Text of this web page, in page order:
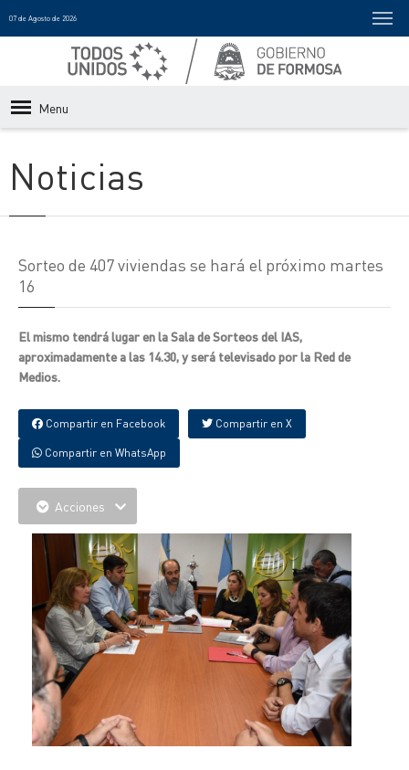
07 de Agosto de 2026
Menu
Noticias
Sorteo de 407 viviendas se hará el próximo martes
16
El mismo tendrá lugar en la Sala de Sorteos del IAS,
aproximadamente a las 14.30, y será televisado por la Red de
Medios.
Compartir en Facebook Compartir en X
Compartir en WhatsApp
Acciones